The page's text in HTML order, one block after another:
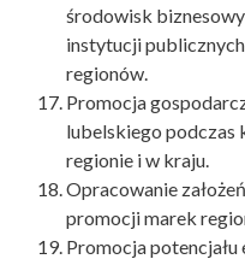
środowisk
instytucji
regionów.
Promocja
lubelskiego podczas
regionie i w kraju.
Opracowanie
promocji marek
Promocja